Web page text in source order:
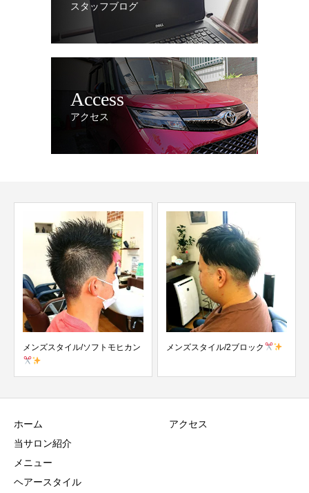
スタッフブログ
Access
アクセス
メンズスタイル/ソフトモヒカン メンズスタイル/2ブロック
ホーム
当サロン紹介
メニュー
ヘアースタイル
アクセス